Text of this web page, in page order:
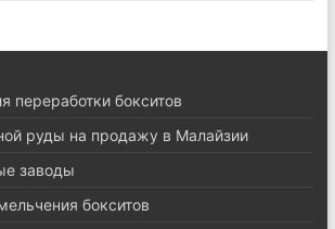
переработки бокситов
руды на продажу в Малайзии
заводы
бокситов